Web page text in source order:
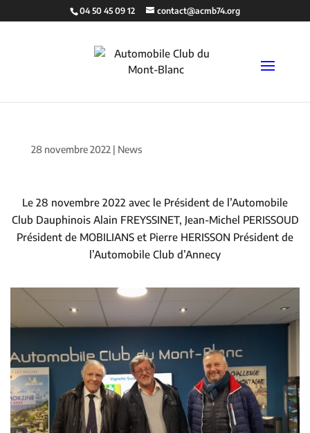
04 50 45 09 12 contact@acmb74.org
28 novembre 2022| News
Le 28 novembre 2022 avec le Président de l’Automobile
Club Dauphinois Alain FREYSSINET, Jean-Michel PERISSOUD
Président de MOBILIANS et Pierre HERISSON Président de
l’Automobile Club d’Annecy